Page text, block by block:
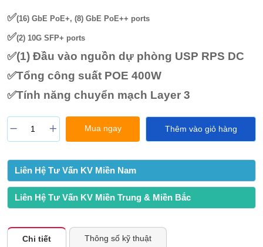
✅(16) GbE PoE+, (8) GbE PoE++ ports
✅(2) 10G SFP+ ports
✅(1) Đầu vào nguồn dự phòng USP RPS DC
✅Tổng công suất POE 400W
✅Tính năng chuyển mạch Layer 3
Mua ngay Thêm vào giỏ hàng
Liên Hệ Tư Vấn KV Miền Nam
Liên Hệ Tư Vấn KV Miền Trung & Miền Bắc
Chi tiết Thông số kỹ thuật